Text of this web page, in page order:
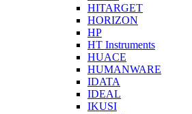
HITARGET
HORIZON
HP
HT Instruments
HUACE
HUMANWARE
IDATA
IDEAL
IKUSI